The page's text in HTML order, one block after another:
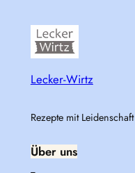
Lecker-Wirtz
Rezepte mit Leidenschaft
Über uns